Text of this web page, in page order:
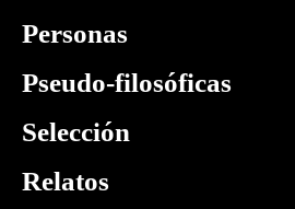
Personas
Pseudo-filosóficas
Selección
Relatos